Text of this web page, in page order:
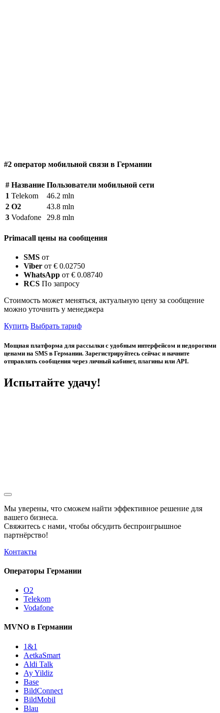
#2 оператор мобильной связи в Германии
# Название Пользователи мобильной сети
1 Telekom
46.2 mln
2 O2
43.8 mln
3 Vodafone 29.8 mln
Primacall цены на сообщения
SMS от
Viber от € 0.02750
WhatsApp от € 0.08740
RCS По запросу
Стоимость может меняться, актуальную цену за сообщение
можно уточнить у менеджера
Купить Выбрать тариф
Мощная платформа для рассылки с удобным интерфейсом и недорогими
ценами на SMS в Германии. Зарегистрируйтесь сейчас и начните
отправлять сообщения через личный кабинет, плагины или API.
Испытайте удачу!
Мы уверены, что сможем найти эффективное решение для
вашего бизнеса.
Свяжитесь с нами, чтобы обсудить беспроигрышное
партнёрство!
Контакты
Операторы Германии
O2
Telekom
Vodafone
MVNO в Германии
1&1
AetkaSmart
Aldi Talk
Ay Yildiz
Base
BildConnect
BildMobil
Blau